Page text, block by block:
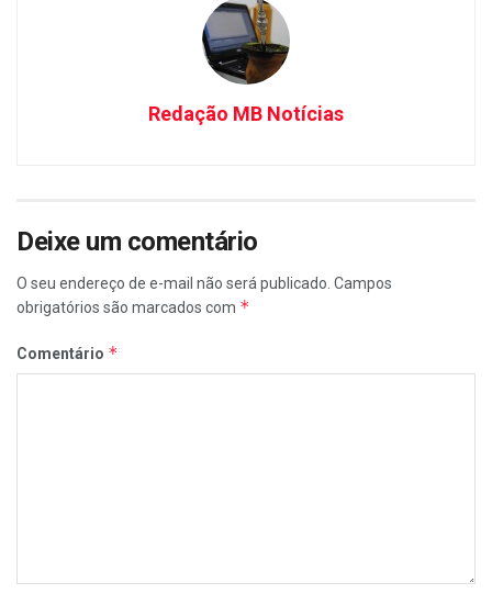
Redação MB Notícias
Deixe um comentário
O seu endereço de e-mail não será publicado. Campos
obrigatórios são marcados com *
Comentário *